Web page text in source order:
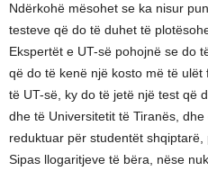
Ndërkohë mësohet se ka nisur
testeve që do të duhet të
Ekspertët e UT-së pohojnë se do
që do të kenë një kosto më të
të UT-së, ky do të jetë një test që
dhe të Universitetit të Tiranës,
reduktuar për studentët
Sipas llogaritjeve të bëra, nëse